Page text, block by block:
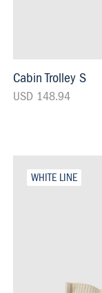
Cabin Trolley S
USD 148.94
WHITE LINE